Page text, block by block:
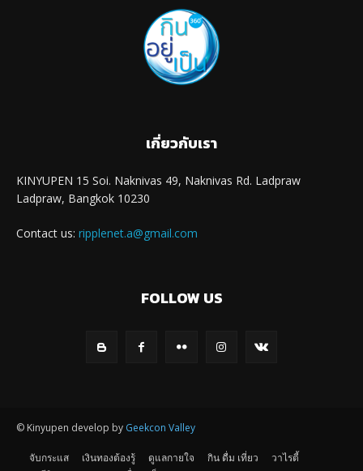
เกี่ยวกับเรา
KINYUPEN 15 Soi. Naknivas 49, Naknivas Rd. Ladpraw
Ladpraw, Bangkok 10230
Contact us: ripplenet.a@gmail.com
FOLLOW US
© Kinyupen develop by Geekcon Valley
จับกระแส เงินทองต้องรู้ ดูแลกายใจ กิน ดื่ม เที่ยว
วาไรตี้